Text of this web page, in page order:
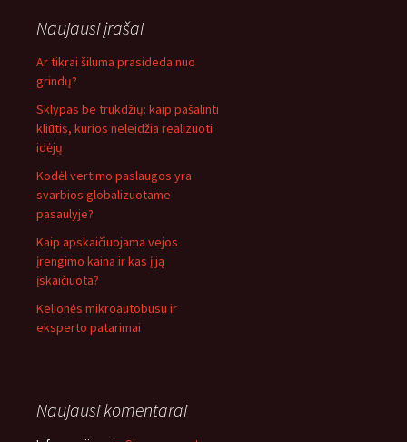
Naujausi įrašai
Ar tikrai šiluma prasideda nuo
grindų?
Sklypas be trukdžių: kaip pašalinti
kliūtis, kurios neleidžia realizuoti
idėjų
Kodėl vertimo paslaugos yra
svarbios globalizuotame
pasaulyje?
Kaip apskaičiuojama vejos
įrengimo kaina ir kas į ją
įskaičiuota?
Kelionės mikroautobusu ir
eksperto patarimai
Naujausi komentarai